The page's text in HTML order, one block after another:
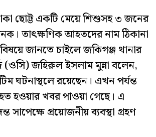
ছোট্ট একটি মেয়ে শিশুসহ ৩ জনের
তাৎক্ষণিক আহতদের নাম ঠিকানা
জানতে চাইলে জকিগঞ্জ থানার
(ওসি) জহিরুল ইসলাম মুন্না বলেন,
ঘটনাস্থলে রয়েছেন। এখন পর্যন্ত
হওয়ার খবর পাওয়া গেছে। এ
সাপেক্ষে প্রয়োজনীয় ব্যবস্থা গ্রহণ